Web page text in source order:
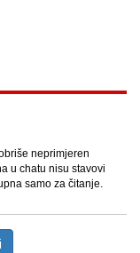
neprimjeren
u chatu nisu stavovi
samo za čitanje.